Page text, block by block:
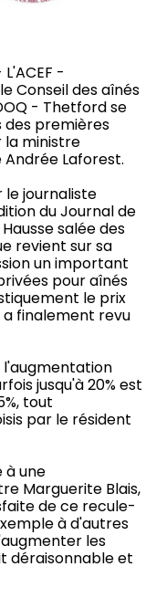
L'ACEF -
Conseil des aînés
- Thetford se
premières
la ministre
Laforest.
le journaliste
du Journal de
salée des
revient sur sa
un important
pour aînés
le prix
a finalement revu
l'augmentation
jusqu'à 20% est
tout
par le résident
à une
Marguerite Blais,
de ce recule-
à d'autres
les
déraisonnable et